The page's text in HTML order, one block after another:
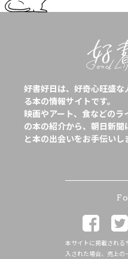
好書好日は、好奇心旺盛
る本の情報サイトです。
映画やアート、食などの
の本の紹介から、朝日新
と本の出会いをお手伝いし
本サイトに掲載される
入された場合、売上の